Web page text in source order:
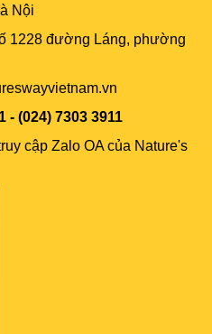
Nội
1228 đường Láng, phường
- (024) 7303 3911
cập Zalo OA của Nature's